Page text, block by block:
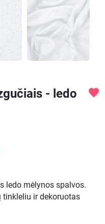
- ledo
favorite
ledo mėlynos spalvos.
tinkleliu ir dekoruotas